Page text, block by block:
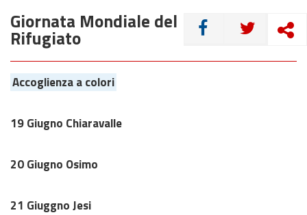
CONDIVIDI
Giornata Mondiale del
Rifugiato
Accoglienza a colori
19 Giugno Chiaravalle
20 Giugno Osimo
21 Giuggno Jesi